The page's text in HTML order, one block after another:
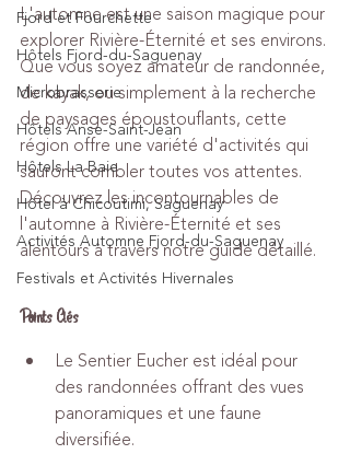
Fjord et Fourchette
Hôtels Fjord-du-Saguenay
Microbrasserie
Hôtels Anse-Saint-Jean
Hôtels La Baie
Hôtel à Chicoutimi, Saguenay
Activités Automne Fjord-du-Saguenay
Festivals et Activités Hivernales
L'automne est une saison magique pour
explorer Rivière-Éternité et ses environs.
Que vous soyez amateur de randonnée,
de kayak, ou simplement à la recherche
de paysages époustouflants, cette
région offre une variété d'activités qui
sauront combler toutes vos attentes.
Découvrez les incontournables de
l'automne à Rivière-Éternité et ses
alentours à travers notre guide détaillé.
Points Clés
Le Sentier Eucher est idéal pour
des randonnées offrant des vues
panoramiques et une faune
diversifiée.